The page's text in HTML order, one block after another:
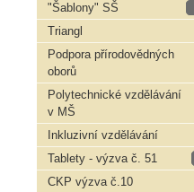
"Šablony" SŠ
Triangl
Podpora přírodovědných
oborů
Polytechnické vzdělávání
v MŠ
Inkluzivní vzdělávání
Tablety - výzva č. 51
CKP výzva č.10